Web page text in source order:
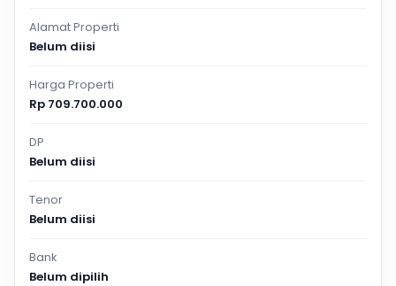
Alamat Properti
Belum diisi
Harga Properti
Rp 709.700.000
DP
Belum diisi
Tenor
Belum diisi
Bank
Belum dipilih